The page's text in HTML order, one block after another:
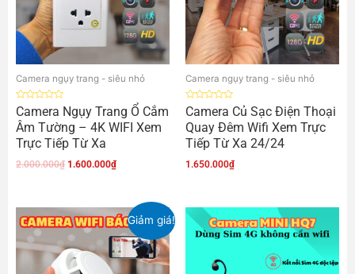
Camera ngụy trang - siêu nhỏ
Được
xếp
hạng
0
5
sao
Camera Ngụy Trang Ổ Cắm
Âm Tường – 4K WIFI Xem
Trực Tiếp Từ Xa
2.000.000₫ 1.600.000₫
Camera ngụy trang - siêu nhỏ
Được
xếp
hạng
0
5
Camera Củ Sạc Điện Thoại
Quay Đêm Wifi Xem Trực
Tiếp Từ Xa 24/24
1.650.000₫
Giảm giá!